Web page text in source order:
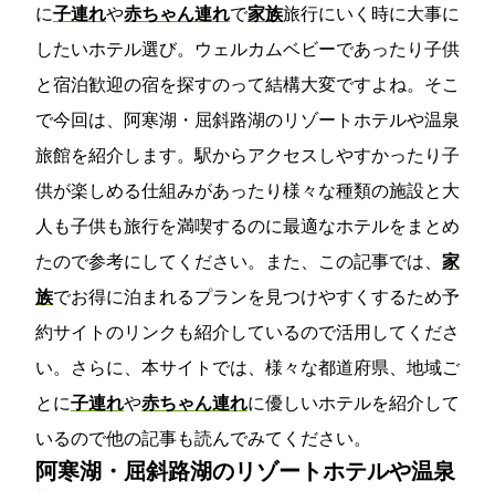
に子連れや赤ちゃん連れで家族旅行にいく時に大事に
したいホテル選び。ウェルカムベビーであったり子供
と宿泊歓迎の宿を探すのって結構大変ですよね。そこ
で今回は、阿寒湖・屈斜路湖のリゾートホテルや温泉
旅館を紹介します。駅からアクセスしやすかったり子
供が楽しめる仕組みがあったり様々な種類の施設と大
人も子供も旅行を満喫するのに最適なホテルをまとめ
たので参考にしてください。また、この記事では、 家
族でお得に泊まれるプランを見つけやすくするため予
約サイトのリンクも紹介しているので活用してくださ
い。さらに、本サイトでは、様々な都道府県、地域ご
とに子連れや赤ちゃん連れに優しいホテルを紹介して
いるので他の記事も読んでみてください。
阿寒湖・屈斜路湖のリゾートホテルや温泉